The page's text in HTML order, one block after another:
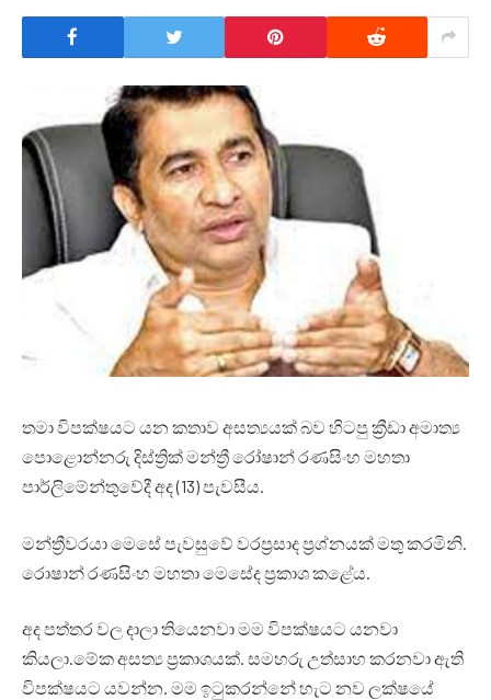
තමා විපක්ෂයට යන කතාව අසත්‍යයක් බව හිටපු ක්‍රීඩා අමාත්‍ය
පොළොන්නරු දිස්ත්‍රික් මන්ත්‍රී රෝෂාන් රණසිංහ මහතා
පාර්ලිමේන්තුවේදී අද (13) පැවසීය.
මන්ත්‍රීවරයා මෙසේ පැවසුවේ වරප්‍රසාද ප්‍රශ්නයක් මතු කරමිනි.
රොෂාන් රණසිංහ මහතා මෙසේද ප්‍රකාශ කළේය.
අද පත්තර වල දාලා තියෙනවා මම විපක්ෂයට යනවා
කියලා.මේක අසත්‍ය ප්‍රකාශයක්. සමහරු උත්සාහ කරනවා ඇති
විපක්ෂයට යවන්න. මම ඉටුකරන්නේ හැට නව ලක්ෂයේ